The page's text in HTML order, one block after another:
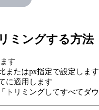
ミングする方法
す
またはpx指定で設定します
に適用します
トリミングしてすべてダ